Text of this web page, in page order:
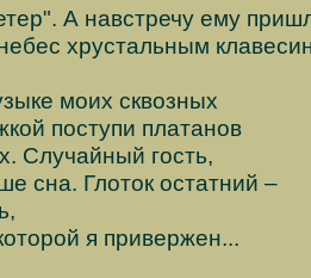
А навстречу ему
хрустальным
моих сквозных
поступи платанов
Случайный гость,
сна. Глоток остатний –
я привержен...